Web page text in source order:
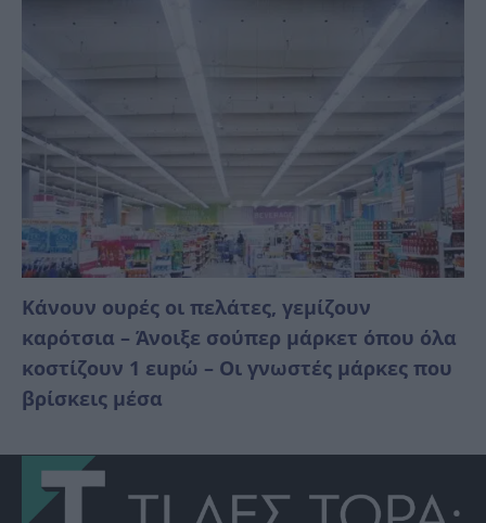
Κάνουν ουρές οι πελάτες, γεμίζουν
καρότσια – Άνοιξε σούπερ μάρκετ όπου όλα
κοστίζουν 1 εupώ – Οι γνωστές μάρκες που
βρίσκεις μέσα